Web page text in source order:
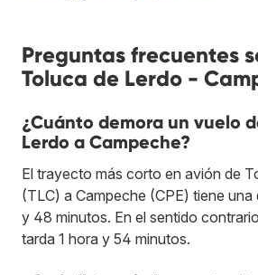
Preguntas frecuentes
Toluca de Lerdo -
¿Cuánto demora un vuelo
Lerdo a Campeche?
El trayecto más corto en avión de
(TLC) a Campeche (CPE) tiene una
y 48 minutos. En el sentido
tarda 1 hora y 54 minutos.